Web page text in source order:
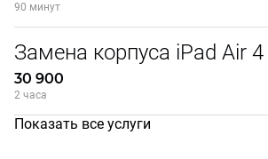
90 минут
Замена корпуса iPad Air 4
30 900
2 часа
Показать все услуги